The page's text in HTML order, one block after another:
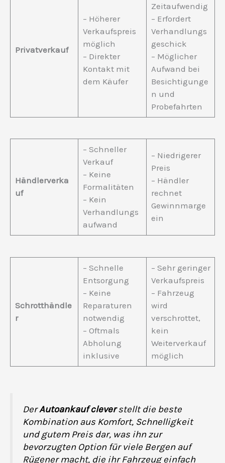
Privatverkauf
– Höherer
Verkaufspreis
möglich
– Direkter
Kontakt mit
dem Käufer
Zeitaufwendig
– Erfordert
Verhandlungs
geschick
– Möglicher
Aufwand bei
Besichtigunge
n und
Probefahrten
Händlerverka
uf
– Schneller
Verkauf
– Keine
Formalitäten
– Kein
Verhandlungs
aufwand
– Niedrigerer
Preis
– Händler
rechnet
Gewinnmarge
ein
Schrotthändle
r
– Schnelle
Entsorgung
– Keine
Reparaturen
notwendig
– Oftmals
Abholung
inklusive
– Sehr geringer
Verkaufspreis
– Fahrzeug
wird
verschrottet,
kein
Weiterverkauf
möglich
DerAutoankauf cleverstellt die beste
Kombination aus Komfort, Schnelligkeit
und gutem Preis dar, was ihn zur
bevorzugten Option für viele Bergen auf
Rügener macht, die ihr Fahrzeug einfach